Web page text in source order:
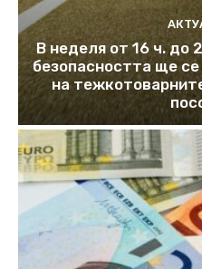
В неделя от 16 ч. до
безопасността ще
на